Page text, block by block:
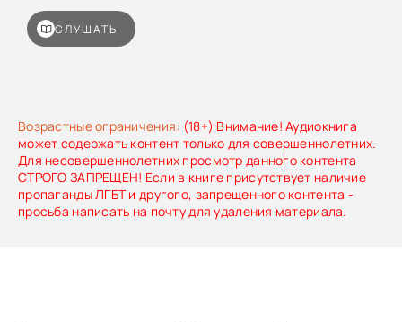
Возрастные ограничения: (18+) Внимание! Аудиокнига
может содержать контент только для совершеннолетних.
Для несовершеннолетних просмотр данного контента
СТРОГО ЗАПРЕЩЕН! Если в книге присутствует наличие
пропаганды ЛГБТ и другого, запрещенного контента -
просьба написать на почту для удаления материала.
СЛУШАТЬ